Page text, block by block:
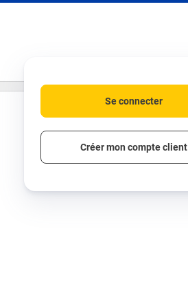
Se connecter
Créer mon compte client